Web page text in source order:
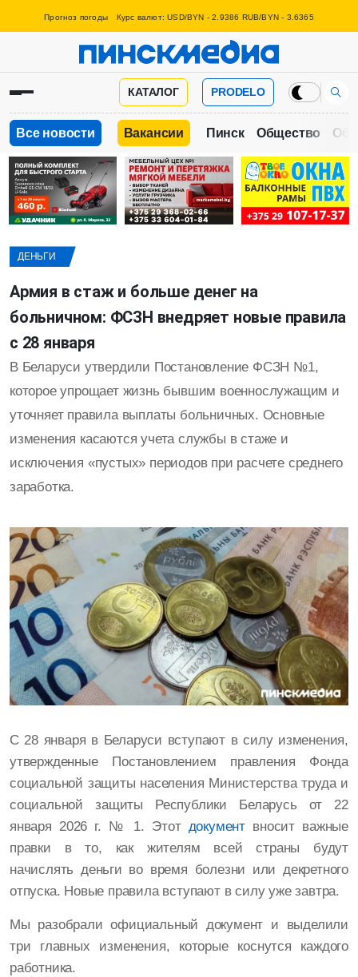
Прогноз погоды Курс валют: USD/BYN - 2.9386 RUB/BYN - 3.6365
КАТАЛОГ PRODELO
Все новости Вакансии Пинск Общество
ДЕНЬГИ
Армия в стаж и больше денег на
больничном: ФСЗН внедряет новые правила
с 28 января
В Беларуси утвердили Постановление ФСЗН №1,
которое упрощает жизнь бывшим военнослужащим и
уточняет правила выплаты больничных. Основные
изменения касаются учета службы в стаже и
исключения «пустых» периодов при расчете среднего
заработка.
С 28 января в Беларуси вступают в силу изменения,
утвержденные Постановлением правления Фонда
социальной защиты населения Министерства труда и
социальной защиты Республики Беларусь от 22
января 2026 г. № 1. Этот документ вносит важные
правки в то, как жителям всей страны будут
начислять деньги во время болезни или декретного
отпуска. Новые правила вступают в силу уже завтра.
Мы разобрали официальный документ и выделили
три главных изменения, которые коснутся каждого
работника.